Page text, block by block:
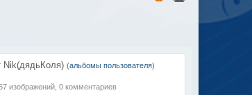
Nik(дядьКоля) (альбомы пользователя)
изображений, 0 комментариев